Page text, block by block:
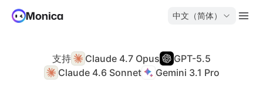
中文（简体）
支持 Claude 4.7 Opus
GPT-5.5
Claude 4.6 Sonnet
Gemini 3.1 Pro